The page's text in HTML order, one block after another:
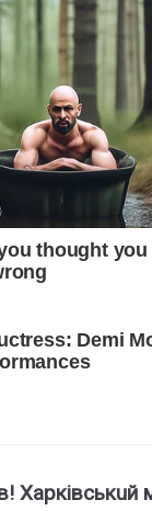
Харківськuй